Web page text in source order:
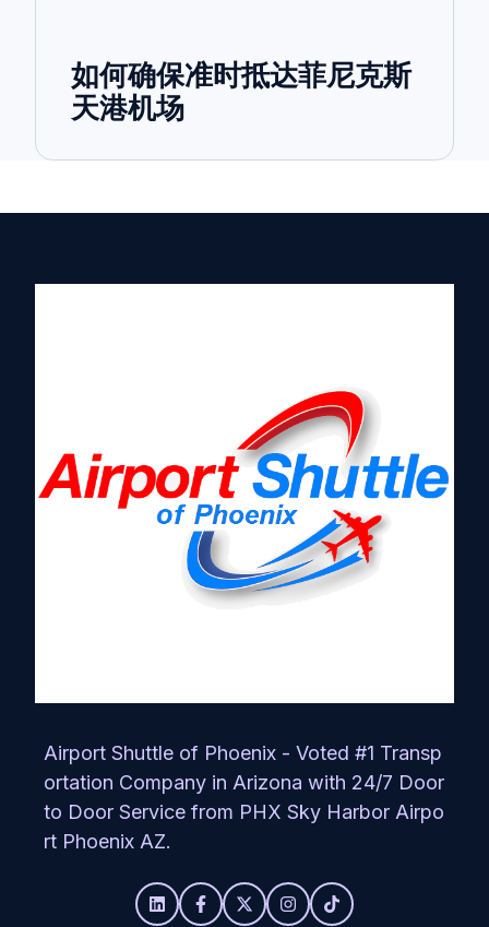
如何确保准时抵达菲尼克斯
天港机场
Airport Shuttle of Phoenix - Voted #1 Transp
ortation Company in Arizona with 24/7 Door
to Door Service from PHX Sky Harbor Airpo
rt Phoenix AZ.